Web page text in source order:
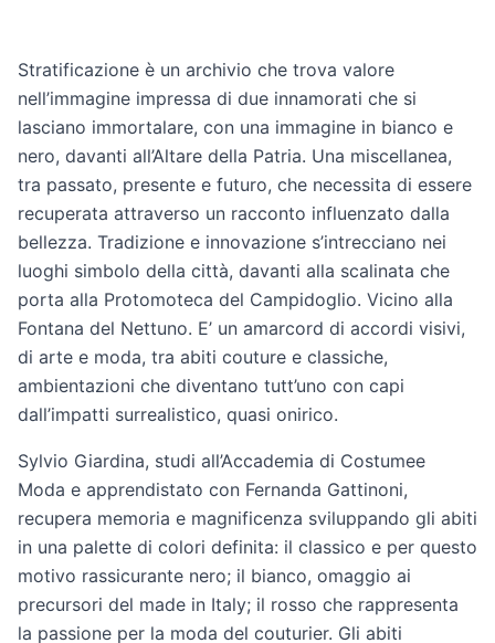
Stratificazione è un archivio che trova valore
nell’immagine impressa di due innamorati che si
lasciano immortalare, con una immagine in bianco e
nero, davanti all’Altare della Patria. Una miscellanea,
tra passato, presente e futuro, che necessita di essere
recuperata attraverso un racconto influenzato dalla
bellezza. Tradizione e innovazione s’intrecciano nei
luoghi simbolo della città, davanti alla scalinata che
porta alla Protomoteca del Campidoglio. Vicino alla
Fontana del Nettuno. E’ un amarcord di accordi visivi,
di arte e moda, tra abiti couture e classiche,
ambientazioni che diventano tutt’uno con capi
dall’impatti surrealistico, quasi onirico.
Sylvio Giardina, studi all’Accademia di Costumee
Moda e apprendistato con Fernanda Gattinoni,
recupera memoria e magnificenza sviluppando gli abiti
in una palette di colori definita: il classico e per questo
motivo rassicurante nero; il bianco, omaggio ai
precursori del made in Italy; il rosso che rappresenta
la passione per la moda del couturier. Gli abiti